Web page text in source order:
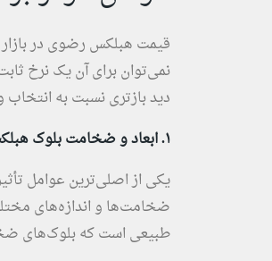
قیمت هبلکس رضوی در
نمی‌توان برای آن یک نرخ
دید بازتری نسبت به
١. ابعاد و ضخامت بلوک هبلکس رضوی
ضخامت‌ها و اندازه‌های
طبیعی است که بلوک‌های